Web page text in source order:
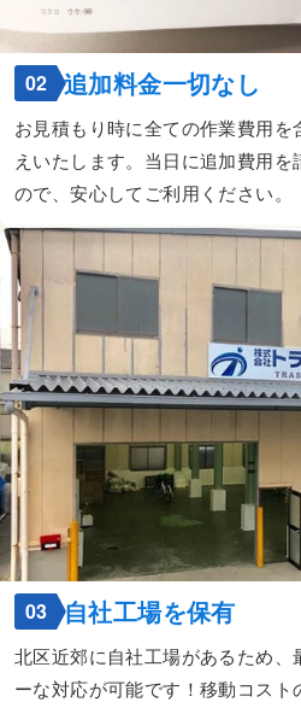
02 追加料金一切なし
お見積もり時に全ての作業費用
えいたします。当日に追加費用
ので、安心してご利用ください。
03 自社工場を保有
北区近郊に自社工場があるため、
ーな対応が可能です！移動コス